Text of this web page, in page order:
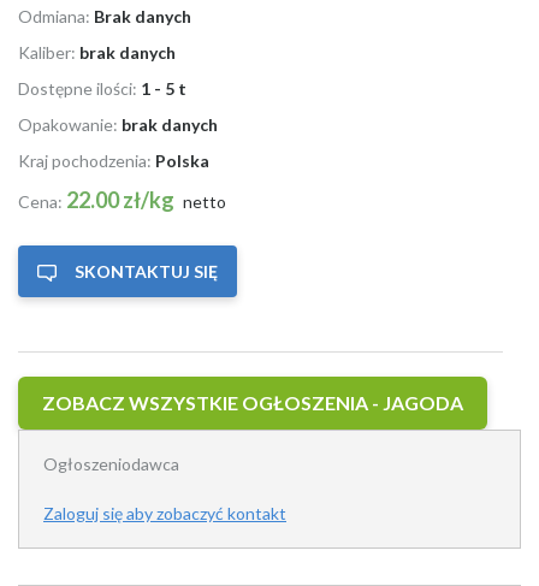
Odmiana: Brak danych
Kaliber: brak danych
Dostępne ilości: 1 - 5 t
Opakowanie: brak danych
Kraj pochodzenia: Polska
Cena: 22.00 zł/kg netto
SKONTAKTUJ SIĘ
ZOBACZ WSZYSTKIE OGŁOSZENIA - JAGODA
Ogłoszeniodawca
Zaloguj się aby zobaczyć kontakt